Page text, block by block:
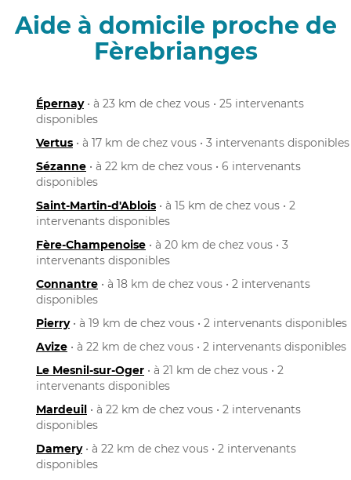
Aide à domicile proche de
Fèrebrianges
Épernay• à 23 km de chez vous • 25 intervenants
disponibles
Vertus • à 17 km de chez vous • 3 intervenants disponibles
Sézanne • à 22 km de chez vous • 6 intervenants
disponibles
Saint-Martin-d'Ablois • à 15 km de chez vous • 2
intervenants disponibles
Fère-Champenoise • à 20 km de chez vous • 3
intervenants disponibles
Connantre • à 18 km de chez vous • 2 intervenants
disponibles
Pierry• à 19 km de chez vous • 2 intervenants disponibles
Avize • à 22 km de chez vous • 2 intervenants disponibles
Le Mesnil-sur-Oger • à 21 km de chez vous • 2
intervenants disponibles
Mardeuil • à 22 km de chez vous • 2 intervenants
disponibles
Damery• à 22 km de chez vous • 2 intervenants
disponibles